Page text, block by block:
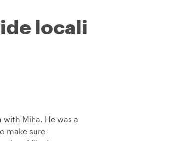
locali
Miha. He was a
make sure